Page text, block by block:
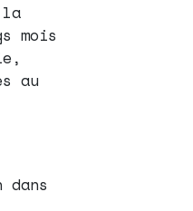
la
mois
au